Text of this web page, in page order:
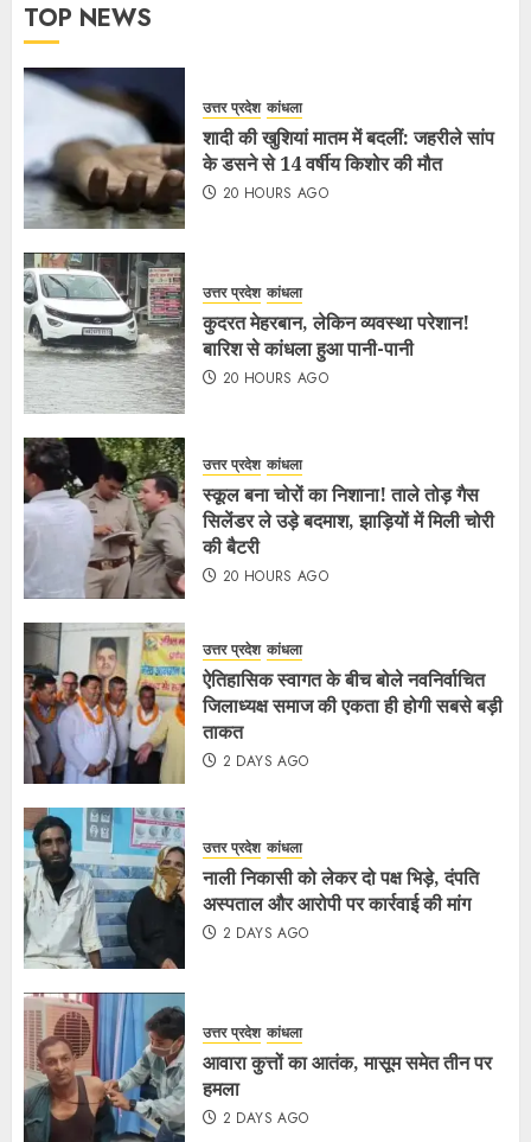
TOP NEWS
उत्तर प्रदेश कांधला
शादी की खुशियां मातम में बदलीं: जहरीले सांप
के डसने से 14 वर्षीय किशोर की मौत
20 HOURS AGO
उत्तर प्रदेश कांधला
कुदरत मेहरबान, लेकिन व्यवस्था परेशान!
बारिश से कांधला हुआ पानी-पानी
20 HOURS AGO
उत्तर प्रदेश कांधला
स्कूल बना चोरों का निशाना! ताले तोड़ गैस
सिलेंडर ले उड़े बदमाश, झाड़ियों में मिली चोरी
की बैटरी
20 HOURS AGO
उत्तर प्रदेश कांधला
ऐतिहासिक स्वागत के बीच बोले नवनिर्वाचित
जिलाध्यक्ष समाज की एकता ही होगी सबसे बड़ी
ताकत
2 DAYS AGO
उत्तर प्रदेश कांधला
नाली निकासी को लेकर दो पक्ष भिड़े, दंपति
अस्पताल और आरोपी पर कार्रवाई की मांग
2 DAYS AGO
उत्तर प्रदेश कांधला
आवारा कुत्तों का आतंक, मासूम समेत तीन पर
हमला
2 DAYS AGO